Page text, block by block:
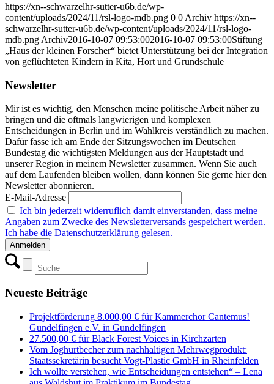
https://xn--schwarzelhr-sutter-u6b.de/wp-
content/uploads/2024/11/rsl-logo-mdb.png 0 0 Archiv https://xn--
schwarzelhr-sutter-u6b.de/wp-content/uploads/2024/11/rsl-logo-
mdb.png Archiv2016-10-07 09:53:002016-10-07 09:53:00Stiftung
„Haus der kleinen Forscher“ bietet Unterstützung bei der Integration
von geflüchteten Kindern in Kita, Hort und Grundschule
Newsletter
Mir ist es wichtig, den Menschen meine politische Arbeit näher zu
bringen und die oftmals langwierigen und komplexen
Entscheidungen in Berlin und im Wahlkreis verständlich zu machen.
Dafür fasse ich am Ende der Sitzungswochen im Deutschen
Bundestag die wichtigsten Meldungen aus der Hauptstadt und
unserer Region in meinem Newsletter zusammen. Wenn Sie auch
auf dem Laufenden bleiben wollen, dann können Sie gerne hier den
Newsletter abonnieren.
E-Mail-Adresse
Ich bin jederzeit widerruflich damit einverstanden, dass meine
Angaben zum Zwecke des Newsletterversands gespeichert werden.
Ich habe die Datenschutzerklärung gelesen.
Neueste Beiträge
Projektförderung 8.000,00 € für Kammerchor Cantemus!
Gundelfingen e.V. in Gundelfingen
27.500,00 € für Black Forest Voices in Kirchzarten
Vom Joghurtbecher zum nachhaltigen Mehrwegprodukt:
Staatssekretärin besucht Vogt-Plastic GmbH in Rheinfelden
Ich wollte verstehen, wie Entscheidungen entstehen“ – Lena